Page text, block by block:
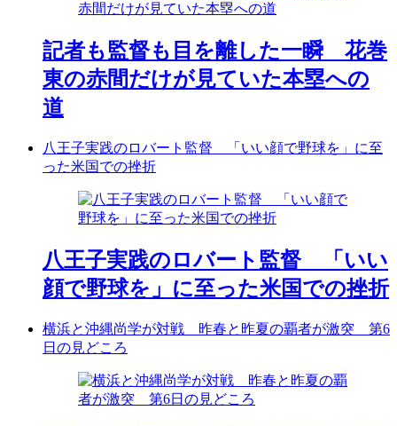
記者も監督も目を離した一瞬 花巻
東の赤間だけが見ていた本塁への
道
八王子実践のロバート監督 「いい顔で野球を」に至
った米国での挫折
八王子実践のロバート監督 「いい
顔で野球を」に至った米国での挫折
横浜と沖縄尚学が対戦 昨春と昨夏の覇者が激突 第6
日の見どころ